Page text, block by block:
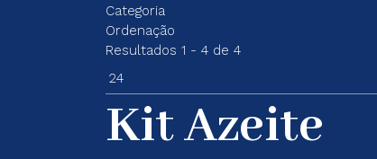
Categoria
Ordenação
Resultados 1 - 4 de 4
Kit Azeite